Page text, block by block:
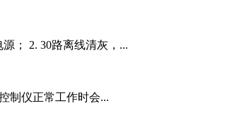
； 2. 30路离线清灰，...
制仪正常工作时会...